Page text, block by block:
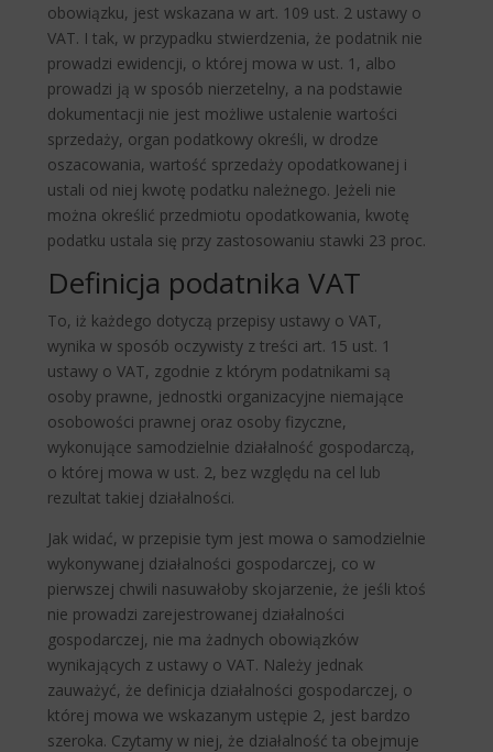
obowiązku, jest wskazana w art. 109 ust. 2 ustawy o
VAT. I tak, w przypadku stwierdzenia, że podatnik nie
prowadzi ewidencji, o której mowa w ust. 1, albo
prowadzi ją w sposób nierzetelny, a na podstawie
dokumentacji nie jest możliwe ustalenie wartości
sprzedaży, organ podatkowy określi, w drodze
oszacowania, wartość sprzedaży opodatkowanej i
ustali od niej kwotę podatku należnego. Jeżeli nie
można określić przedmiotu opodatkowania, kwotę
podatku ustala się przy zastosowaniu stawki 23 proc.
Definicja podatnika VAT
To, iż każdego dotyczą przepisy ustawy o VAT,
wynika w sposób oczywisty z treści art. 15 ust. 1
ustawy o VAT, zgodnie z którym podatnikami są
osoby prawne, jednostki organizacyjne niemające
osobowości prawnej oraz osoby fizyczne,
wykonujące samodzielnie działalność gospodarczą,
o której mowa w ust. 2, bez względu na cel lub
rezultat takiej działalności.
Jak widać, w przepisie tym jest mowa o samodzielnie
wykonywanej działalności gospodarczej, co w
pierwszej chwili nasuwałoby skojarzenie, że jeśli ktoś
nie prowadzi zarejestrowanej działalności
gospodarczej, nie ma żadnych obowiązków
wynikających z ustawy o VAT. Należy jednak
zauważyć, że definicja działalności gospodarczej, o
której mowa we wskazanym ustępie 2, jest bardzo
szeroka. Czytamy w niej, że działalność ta obejmuje